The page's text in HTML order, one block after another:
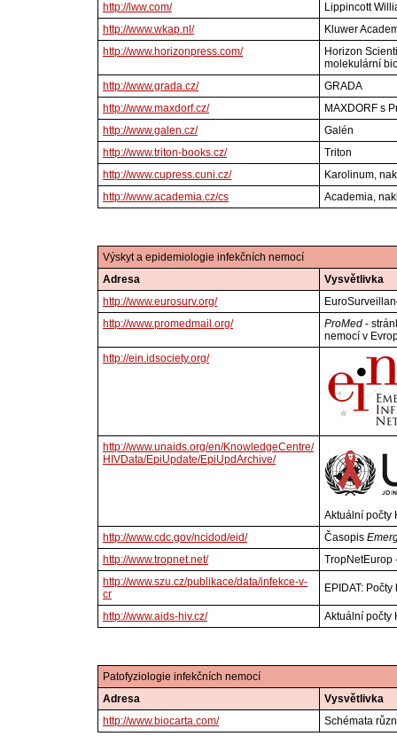
http://lww.com/
Lippincott
http://www.wkap.nl/
Kluwer
http://www.horizonpress.com/
Horizon
molekulární
http://www.grada.cz/
GRADA
http://www.maxdorf.cz/
MAXDORF s
http://www.galen.cz/
Galén
http://www.triton-books.cz/
Triton
http://www.cupress.cuni.cz/
Karolinum,
http://www.academia.cz/cs
Academia,
Výskyt a epidemiologie infekčních nemocí
Adresa
Vysvětlivka
http://www.eurosurv.org/
http://www.promedmail.org/
ProMed -
nemocí v
http://ein.idsociety.org/
http://www.unaids.org/en/KnowledgeCentre/
HIVData/EpiUpdate/EpiUpdArchive/
Aktuální počty
http://www.cdc.gov/ncidod/eid/
Časopis
http://www.tropnet.net/
TropNetEurop
http://www.szu.cz/publikace/data/infekce-v-
cr
EPIDAT:
http://www.aids-hiv.cz/ Aktuální počty
Patofyziologie infekčních nemocí
Adresa
Vysvětlivka
http://www.biocarta.com/
Schémata